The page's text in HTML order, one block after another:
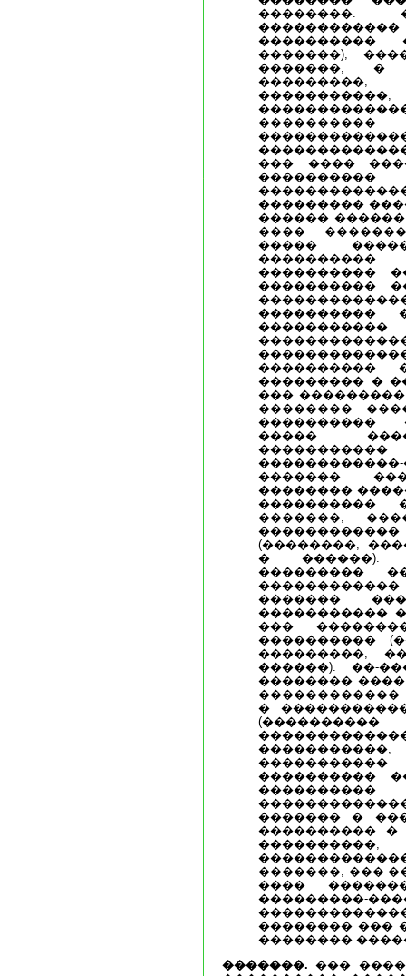
��������.
����������
�������),
�������, �
��� ����
���������
������
����
�����
����������
����������
����������
����������
��������� �
���
��������
����������
�����
�������
��������
����������
�������,
(��������,
� ������).
���������
�������
�����������
���
����������
���������,
������). ��-
��������
������������
�
����������
����������
������� �
���������� �
�������, ���
����
���������-
�������� ���
��������
�������. ���